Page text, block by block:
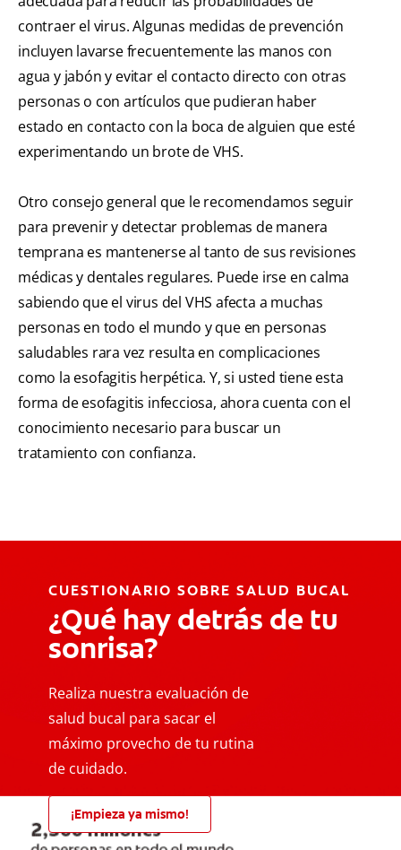
contraer el virus. Algunas medidas de prevención
incluyen lavarse frecuentemente las manos con
agua y jabón y evitar el contacto directo con otras
personas o con artículos que pudieran haber
estado en contacto con la boca de alguien que esté
experimentando un brote de VHS.
Otro consejo general que le recomendamos seguir
para prevenir y detectar problemas de manera
temprana es mantenerse al tanto de sus revisiones
médicas y dentales regulares. Puede irse en calma
sabiendo que el virus del VHS afecta a muchas
personas en todo el mundo y que en personas
saludables rara vez resulta en complicaciones
como la esofagitis herpética. Y, si usted tiene esta
forma de esofagitis infecciosa, ahora cuenta con el
conocimiento necesario para buscar un
tratamiento con confianza.
CUESTIONARIO SOBRE SALUD BUCAL
¿Qué hay detrás de tu
sonrisa?
Realiza nuestra evaluación de
salud bucal para sacar el
máximo provecho de tu rutina
de cuidado.
¡Empieza ya mismo!